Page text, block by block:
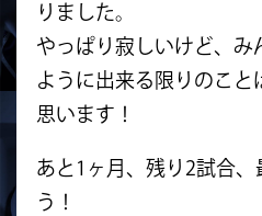
りました。
やっぱり寂しいけど、み
ように出来る限りのこと
思います！
あと1ヶ月、残り2試合、
う！